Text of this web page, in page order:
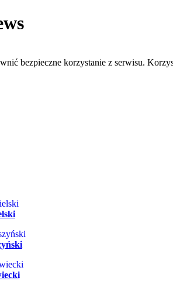
bezpieczne korzystanie z serwisu.